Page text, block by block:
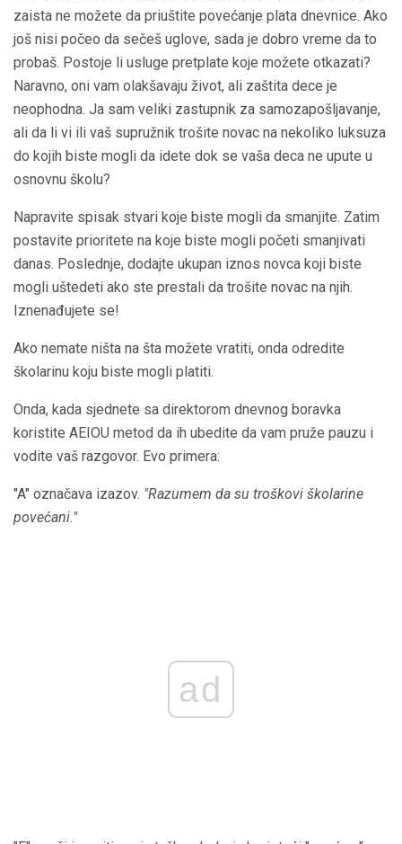
zaista ne možete da priuštite povećanje plata dnevnice. Ako
još nisi počeo da sečeš uglove, sada je dobro vreme da to
probaš. Postoje li usluge pretplate koje možete otkazati?
Naravno, oni vam olakšavaju život, ali zaštita dece je
neophodna. Ja sam veliki zastupnik za samozapošljavanje,
ali da li vi ili vaš supružnik trošite novac na nekoliko luksuza
do kojih biste mogli da idete dok se vaša deca ne upute u
osnovnu školu?
Napravite spisak stvari koje biste mogli da smanjite. Zatim
postavite prioritete na koje biste mogli početi smanjivati ​​
danas. Poslednje, dodajte ukupan iznos novca koji biste
mogli uštedeti ako ste prestali da trošite novac na njih.
Iznenađujete se!
Ako nemate ništa na šta možete vratiti, onda odredite
školarinu koju biste mogli platiti.
Onda, kada sjednete sa direktorom dnevnog boravka
koristite AEIOU metod da ih ubedite da vam pruže pauzu i
vodite vaš razgovor. Evo primera:
"A" označava izazov. "Razumem da su troškovi školarine
povećani."
ad